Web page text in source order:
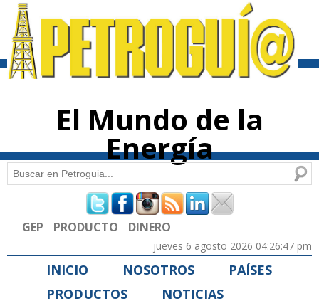
contenido
El Mundo de la
Energía
Formulario de búsqueda
Buscar
GEP PRODUCTO DINERO
jueves 6 agosto 2026 04:26:47 pm
INICIO NOSOTROS
PAÍSES
PRODUCTOS
NOTICIAS